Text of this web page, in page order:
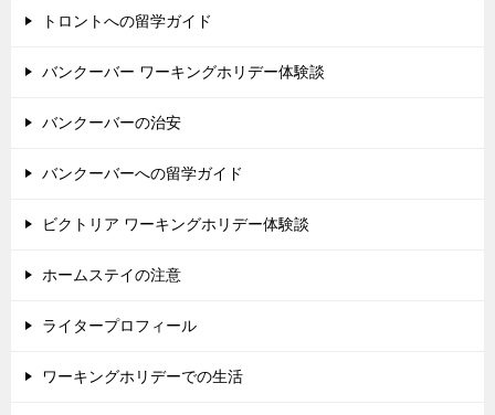
トロントへの留学ガイド
バンクーバー ワーキングホリデー体験談
バンクーバーの治安
バンクーバーへの留学ガイド
ビクトリア ワーキングホリデー体験談
ホームステイの注意
ライタープロフィール
ワーキングホリデーでの生活